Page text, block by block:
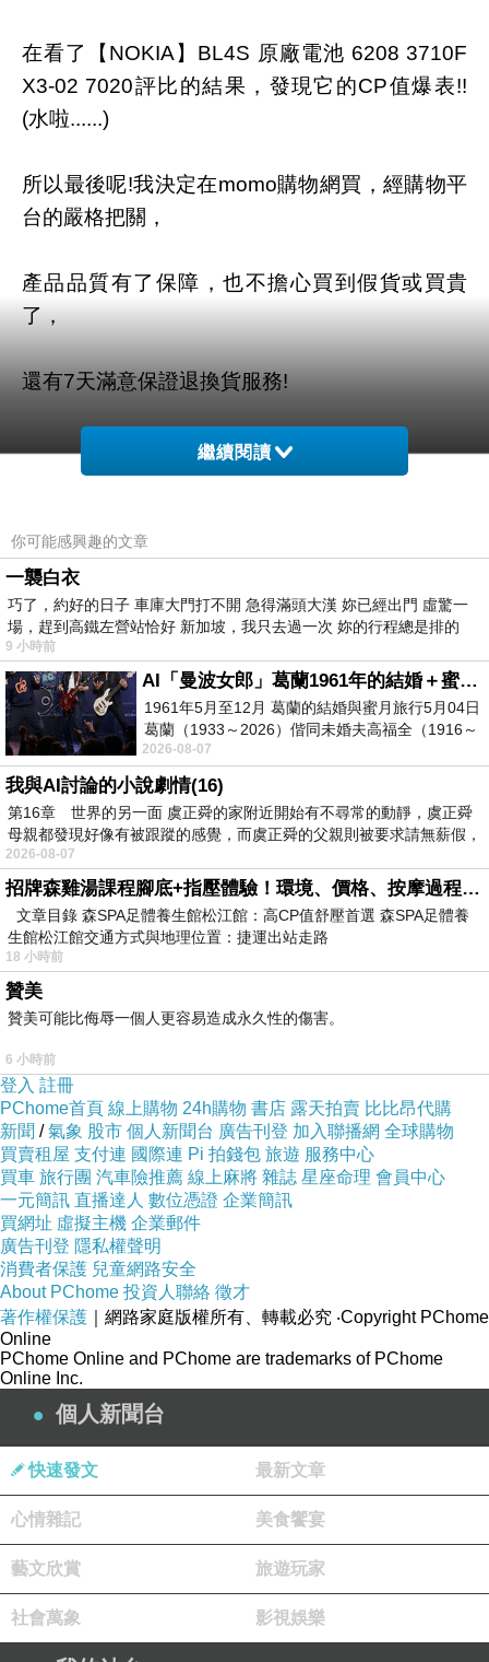
在看了【NOKIA】BL4S 原廠電池 6208 3710F
X3-02 7020評比的結果，發現它的CP值爆表!!
(水啦......)
所以最後呢!我決定在momo購物網買，經購物平
台的嚴格把關，
產品品質有了保障，也不擔心買到假貨或買貴
了，
還有7天滿意保證退換貨服務!
商品網址
http://www.momoshop.com.tw/goods/GoodsDet
ail.jsp?
puad&oid=1&osm=league
商品訊息功能:
品號：2412142
自購買日期保固180天
出貨皆附保固卡,品質有保障
原廠品質穩定,最耐用
原廠型號：BL4S
電池容量：860mAh
商品訊息描述
繼續閱讀
你可能感興趣的文章
一襲白衣
巧了，約好的日子 車庫大門打不開 急得滿頭大漢 妳已經出門 虛驚一
場，趕到高鐵左營站恰好 新加坡，我只去過一次 妳的行程總是排的
9 小時前
AI「曼波女郎」葛蘭1961年的結婚＋蜜月旅行 #戀上老電影 #葛蘭 #粟子
1961年5月至12月 葛蘭的結婚與蜜月旅行5月04日
葛蘭（1933～2026）偕同未婚夫高福全（1916～
2004）乘郵輪赴倫敦6月15日於英國倫敦St.S
2026-08-07
我與AI討論的小說劇情(16)
第16章 世界的另一面 虞正舜的家附近開始有不尋常的動靜，虞正舜
母親都發現好像有被跟蹤的感覺，而虞正舜的父親則被要求請無薪假，
2026-08-07
招牌森雞湯課程腳底+指壓體驗！環境、價格、按摩過程全紀錄，森SPA足體養生館松江館最新價格表
文章目錄 森SPA足體養生館松江館：高CP值舒壓首選 森SPA足體養
生館松江館交通方式與地理位置：捷運出站走路
18 小時前
贊美
贊美可能比侮辱一個人更容易造成永久性的傷害。
6 小時前
登入 註冊
PChome首頁 線上購物 24h購物 書店 露天拍賣 比比昂代購
新聞 /氣象 股市 個人新聞台 廣告刊登 加入聯播網 全球購物
買賣租屋 支付連 國際連 Pi 拍錢包 旅遊 服務中心
買車 旅行團 汽車險推薦 線上麻將 雜誌 星座命理 會員中心
一元簡訊 直播達人 數位憑證 企業簡訊
買網址 虛擬主機 企業郵件
廣告刊登 隱私權聲明
消費者保護 兒童網路安全
About PChome 投資人聯絡 徵才
著作權保護 ｜網路家庭版權所有、轉載必究 ‧Copyright PChome
Online
PChome Online and PChome are trademarks of PChome
Online Inc.
個人新聞台
快速發文 最新文章
心情雜記 美食饗宴
藝文欣賞 旅遊玩家
社會萬象 影視娛樂